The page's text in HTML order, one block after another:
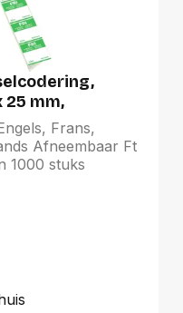
25 mm,
Ft
van 1000 stuks